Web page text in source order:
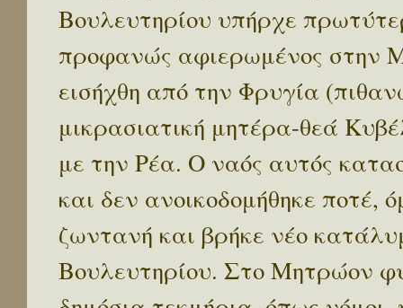
Βουλευτηρίου υπήρχε
προφανώς αφιερωμένος στην
εισήχθη από την Φρυγία
μικρασιατική μητέρα-θεά
με την Ρέα. Ο ναός αυτός
και δεν ανοικοδομήθηκε ποτέ,
ζωντανή και βρήκε νέο
Βουλευτηρίου. Στο Μητρώον